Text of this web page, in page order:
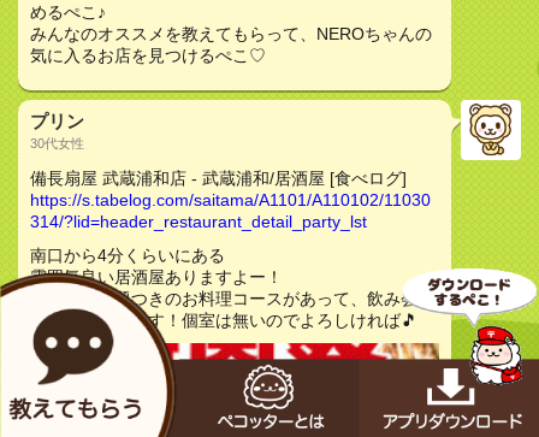
めるぺこ♪
みんなのオススメを教えてもらって、NEROちゃんの
気に入るお店を見つけるぺこ♡
プリン
30代女性
備長扇屋 武蔵浦和店 - 武蔵浦和/居酒屋 [食べログ]
https://s.tabelog.com/saitama/A1101/A110102/11030
314/?lid=header_restaurant_detail_party_lst
南口から4分くらいにある
雰囲気良い居酒屋ありますよー！
ここ飲み放題つきのお料理コースがあって、飲み会ワ
イワイ楽しめます！個室は無いのでよろしければ🎵